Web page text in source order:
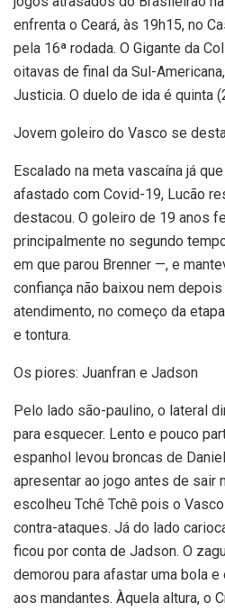
enfrenta o Ceará, às 19h15, no
pela 16ª rodada. O Gigante da
oitavas de final da Sul-
Justicia. O duelo de ida é quinta
Jovem goleiro do Vasco se
Escalado na meta vascaína já
afastado com Covid-19, Lucão
destacou. O goleiro de 19 anos
principalmente no segundo
em que parou Brenner —, e
confiança não baixou nem
atendimento, no começo da
e tontura.
Os piores: Juanfran e Jadson
Pelo lado são-paulino, o lateral
para esquecer. Lento e pouco
espanhol levou broncas de
apresentar ao jogo antes de sair
escolheu Tchê Tchê pois o
contra-ataques. Já do lado
ficou por conta de Jadson. O
demorou para afastar uma bola
aos mandantes. Àquela altura, o